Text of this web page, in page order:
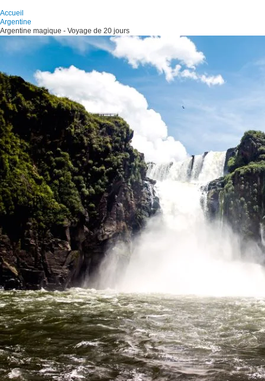
Accueil
Argentine
Argentine magique - Voyage de 20 jours